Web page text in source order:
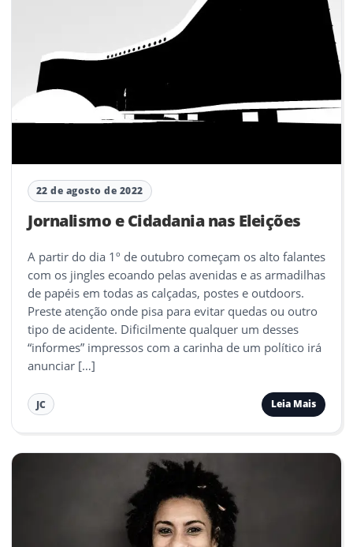
22 de agosto de 2022
Jornalismo e Cidadania nas Eleições
A partir do dia 1º de outubro começam os alto falantes
com os jingles ecoando pelas avenidas e as armadilhas
de papéis em todas as calçadas, postes e outdoors.
Preste atenção onde pisa para evitar quedas ou outro
tipo de acidente. Dificilmente qualquer um desses
“informes” impressos com a carinha de um político irá
anunciar […]
JC Leia Mais